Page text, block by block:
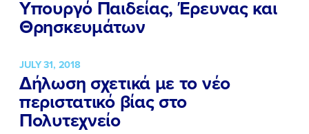
Υπουργό Παιδείας, Έρευνας και
Θρησκευμάτων
JULY 31, 2018
Δήλωση σχετικά με το νέο
περιστατικό βίας στο
Πολυτεχνείο